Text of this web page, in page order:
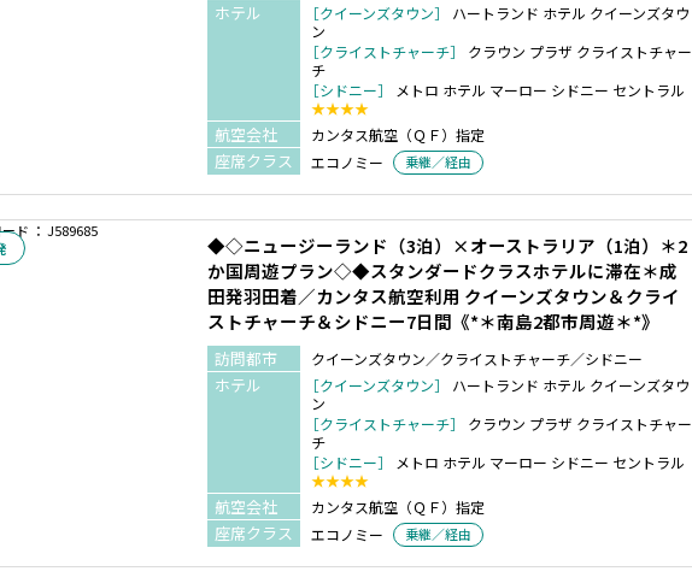
ホテル ［クイーンズタウン］
ハートランド ホテル クイーンズタウ
ン
［クライストチャーチ］
クラウン プラザ クライストチャー
チ
［シドニー］
メトロ ホテル マーロー シドニー セントラル
★★★★
航空会社 カンタス航空（ＱＦ）指定
座席クラス エコノミー 乗継／経由
ド ： J589685
◆◇ニュージーランド（3泊）×オーストラリア（1泊）＊2
か国周遊プラン◇◆スタンダードクラスホテルに滞在＊成
田発羽田着／カンタス航空利用 クイーンズタウン＆クライ
ストチャーチ＆シドニー7日間《*＊南島2都市周遊＊*》
訪問都市 クイーンズタウン／クライストチャーチ／シドニー
ホテル ［クイーンズタウン］
ハートランド ホテル クイーンズタウ
ン
［クライストチャーチ］
クラウン プラザ クライストチャー
チ
［シドニー］
メトロ ホテル マーロー シドニー セントラル
★★★★
航空会社 カンタス航空（ＱＦ）指定
座席クラス エコノミー 乗継／経由